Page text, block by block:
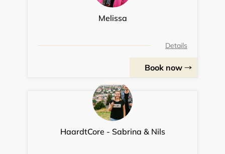
Melissa
Details
Book now
HaardtCore - Sabrina & Nils